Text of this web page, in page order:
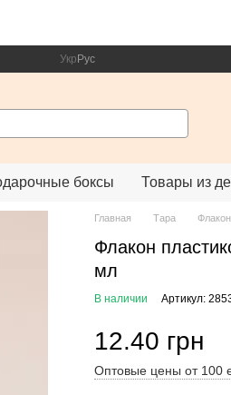
Укр Рус
боксы Товары из
Главная Тара
Флакон
мл
В наличии Артикул:
12.40 грн
Оптовые цены от 100